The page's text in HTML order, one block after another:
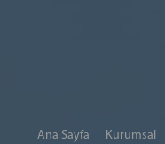
Ana Sayfa Kurumsal